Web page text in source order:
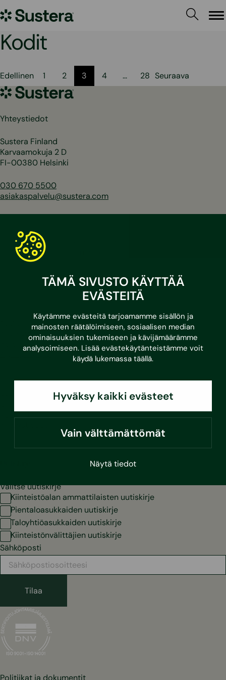
TÄMÄ SIVUSTO KÄYTTÄÄ
EVÄSTEITÄ
Käytämme evästeitä tarjoamamme sisällön ja
mainosten räätälöimiseen, sosiaalisen median
ominaisuuksien tukemiseen ja kävijämäärämme
analysoimiseen. Lisää evästekäytänteistämme voit
käydä lukemassa täällä.
Hyväksy kaikki evästeet
Vain välttämättömät
Näytä tiedot
sisältöön
Sustera
Kodit
Artikkelien
sivutus
Edellinen 1 2 3 4 … 28 Seuraava
Sustera
Yhteystiedot
Sustera Finland
Karvaamokuja 2 D
FI-00380 Helsinki
030 670 5500
asiakaspalvelu@sustera.com
Puhelut 030/010-alkuisiin numeroihin hinnoitellaan
soittavan operaattorin mukaan.
Facebook
Instagram
Youtube
Yritykset
Referenssit
Ajankohtaista
Vastuullisuus
Valitse uutiskirje
Kiinteistöalan ammattilaisten uutiskirje
Pientaloasukkaiden uutiskirje
Taloyhtiöasukkaiden uutiskirje
Kiinteistönvälittäjien uutiskirje
Sähköposti